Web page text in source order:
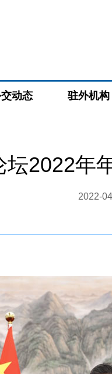
动态 驻外机构
2022年
2022-